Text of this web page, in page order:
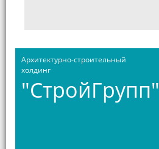
Архитектурно-строительный
холдинг
"СтройГрупп"